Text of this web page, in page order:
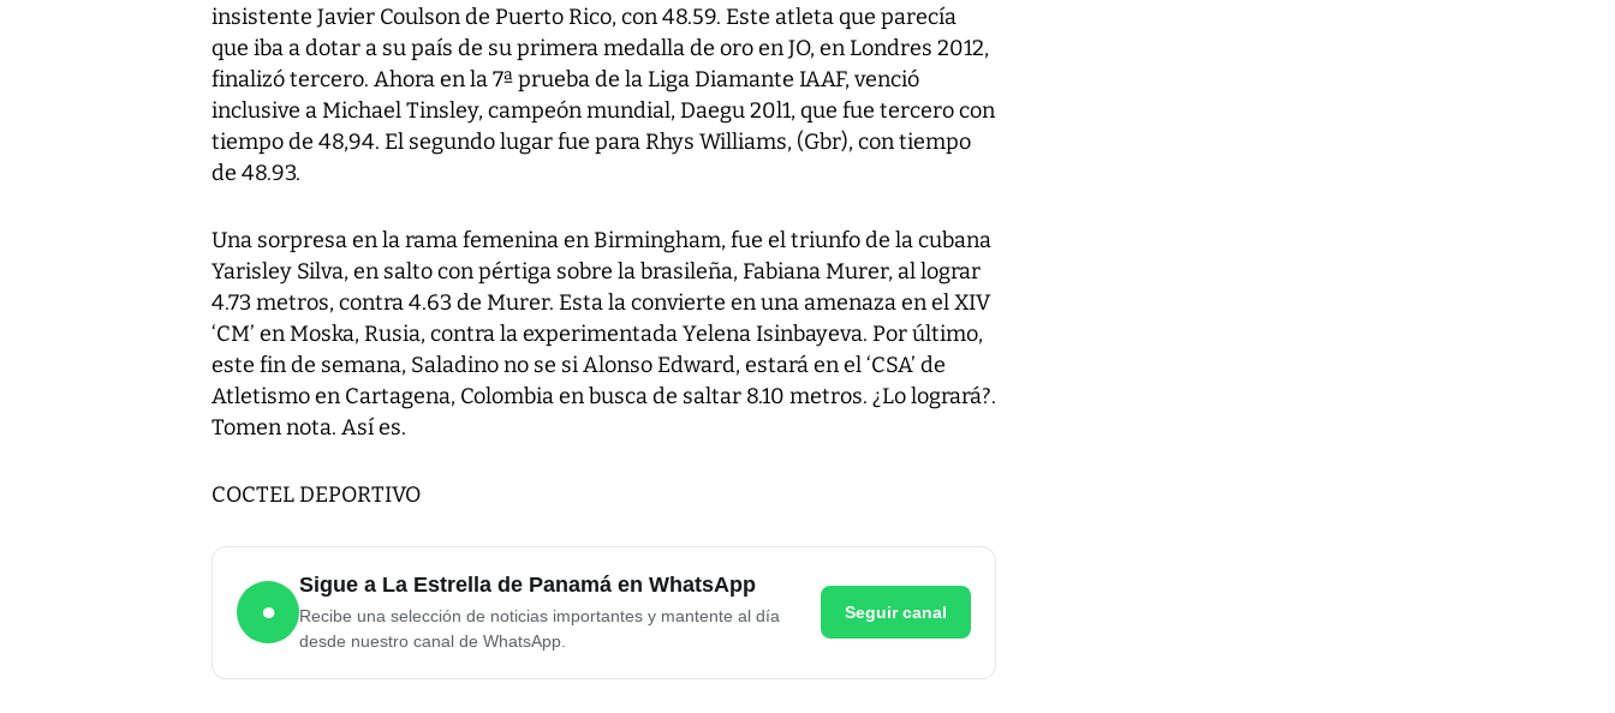
insistente Javier Coulson de Puerto Rico, con 48.59. Este atleta que parecía
que iba a dotar a su país de su primera medalla de oro en JO, en Londres 2012,
finalizó tercero. Ahora en la 7ª prueba de la Liga Diamante IAAF, venció
inclusive a Michael Tinsley, campeón mundial, Daegu 20l1, que fue tercero con
tiempo de 48,94. El segundo lugar fue para Rhys Williams, (Gbr), con tiempo
de 48.93.
Una sorpresa en la rama femenina en Birmingham, fue el triunfo de la cubana
Yarisley Silva, en salto con pértiga sobre la brasileña, Fabiana Murer, al lograr
4.73 metros, contra 4.63 de Murer. Esta la convierte en una amenaza en el XIV
‘CM’ en Moska, Rusia, contra la experimentada Yelena Isinbayeva. Por último,
este fin de semana, Saladino no se si Alonso Edward, estará en el ‘CSA’ de
Atletismo en Cartagena, Colombia en busca de saltar 8.10 metros. ¿Lo logrará?.
Tomen nota. Así es.
COCTEL DEPORTIVO
●
Sigue a La Estrella de Panamá en WhatsApp
Recibe una selección de noticias importantes y mantente al día
desde nuestro canal de WhatsApp.
Seguir canal